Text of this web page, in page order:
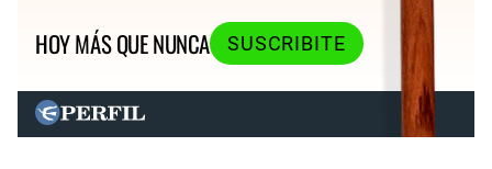
HOY MÁS QUE NUNCA
SUSCRIBITE